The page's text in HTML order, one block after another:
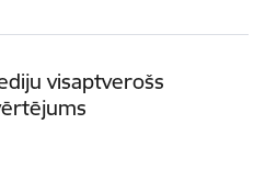
visaptverošs